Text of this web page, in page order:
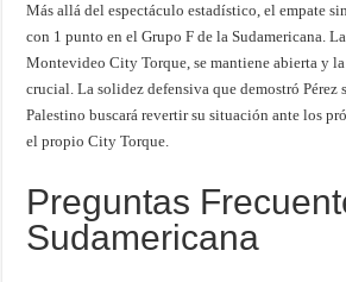
Más allá del espectáculo estadístico, el empate
con 1 punto en el Grupo F de la Sudamericana.
Montevideo City Torque, se mantiene abierta y
crucial. La solidez defensiva que demostró Pérez
Palestino buscará revertir su situación ante los
el propio City Torque.
Preguntas
Sudamericana